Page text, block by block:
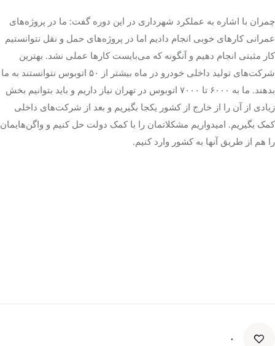
چمران با اشاره به عملکرد شهرداری در این دوره گفت: ما در پروژه‌های
عمرانی کارهای خوبی انجام دادیم اما در پروژه‌های حمل‌ و نقل نتوانستیم
کار مثبتی انجام دهیم و آنگونه که می‌بایست کارها عملی نشد. بهترین
شرکت‌های تولید داخلی خودرو در ماه بیشتر از ۵۰ اتوبوس نتوانستند به ما
بدهند. ما به ۶۰۰۰ تا ۷۰۰۰ اتوبوس در تهران نیاز داریم و باید بتوانیم بخش
زیادی از آن را از خارج از کشور یکجا بگیریم و بعد از شرکت‌های داخلی
کمک بگیریم. امیدواریم مشکلاتمان را با کمک دولت حل کنیم و واگن‌هایمان
را هم از طریق آنها به کشور وارد کنیم.
۰